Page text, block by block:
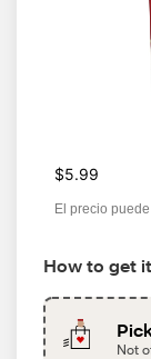
$5.99
El precio
How to get it
Not